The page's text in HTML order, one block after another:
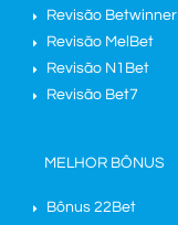
Revisão Betwinner
Revisão MelBet
Revisão N1Bet
Revisão Bet7
MELHOR BÔNUS
Bônus 22Bet